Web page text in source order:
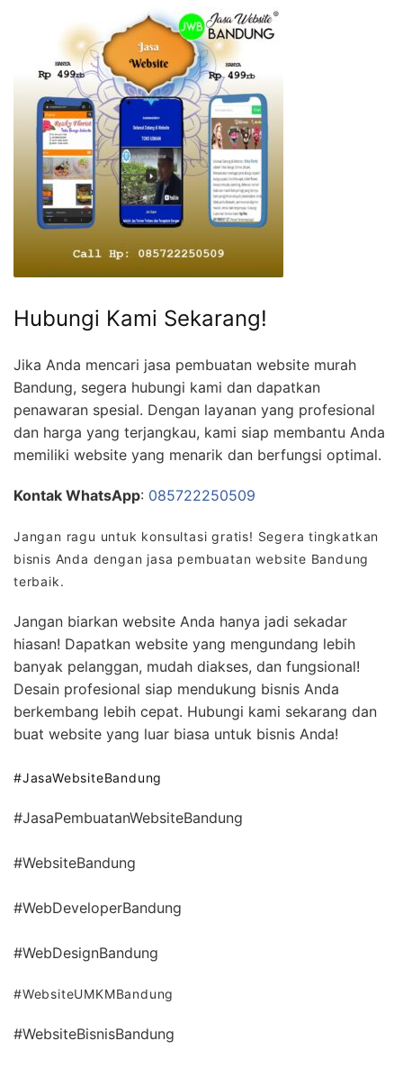
Hubungi Kami Sekarang!
Jika Anda mencari jasa pembuatan website murah
Bandung, segera hubungi kami dan dapatkan
penawaran spesial. Dengan layanan yang profesional
dan harga yang terjangkau, kami siap membantu Anda
memiliki website yang menarik dan berfungsi optimal.
Kontak WhatsApp: 085722250509
Jangan ragu untuk konsultasi gratis! Segera tingkatkan
bisnis Anda dengan jasa pembuatan website Bandung
terbaik.
Jangan biarkan website Anda hanya jadi sekadar
hiasan! Dapatkan website yang mengundang lebih
banyak pelanggan, mudah diakses, dan fungsional!
Desain profesional siap mendukung bisnis Anda
berkembang lebih cepat. Hubungi kami sekarang dan
buat website yang luar biasa untuk bisnis Anda!
#JasaWebsiteBandung
#JasaPembuatanWebsiteBandung
#WebsiteBandung
#WebDeveloperBandung
#WebDesignBandung
#WebsiteUMKMBandung
#WebsiteBisnisBandung